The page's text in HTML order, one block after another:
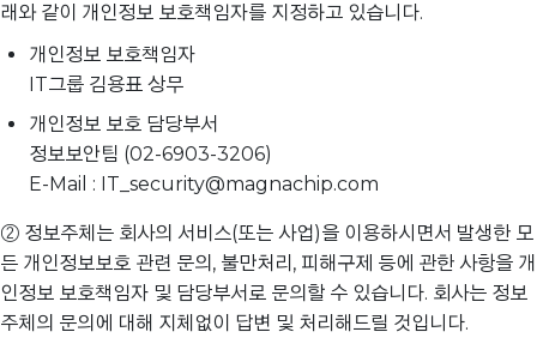
래와 같이 개인정보 보호책임자를 지정하고 있습니다.
개인정보 보호책임자
IT그룹 김용표 상무
개인정보 보호 담당부서
정보보안팀 (02-6903-3206)
E-Mail : IT_security@magnachip.com
② 정보주체는 회사의 서비스(또는 사업)을 이용하시면서 발생한 모
든 개인정보보호 관련 문의, 불만처리, 피해구제 등에 관한 사항을 개
인정보 보호책임자 및 담당부서로 문의할 수 있습니다. 회사는 정보
주체의 문의에 대해 지체없이 답변 및 처리해드릴 것입니다.